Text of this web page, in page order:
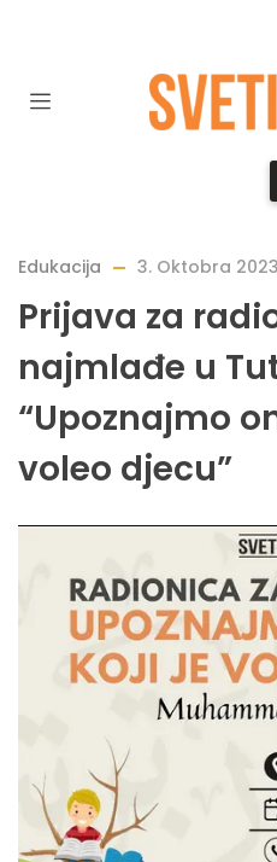
Edukacija 3. Oktobra
Prijava za
najmlađe u
“Upoznajmo
voleo djecu”